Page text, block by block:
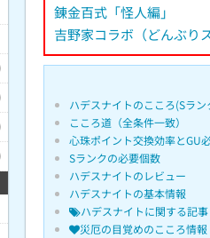
錬金百式「怪人編」
吉野家コラボ（どんぶり
ハデスナイトのこころ(Sラン
こころ道（全条件一致）
心珠ポイント交換効率とGU
Sランクの必要個数
ハデスナイトのレビュー
ハデスナイトの基本情報
ハデスナイトに関する記事
災厄の目覚めのこころ情報